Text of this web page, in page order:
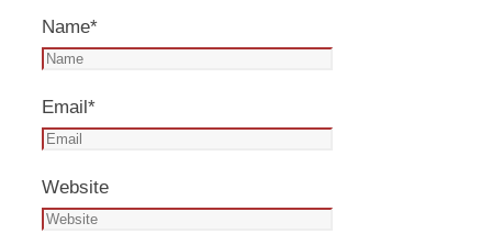
Name*
Email*
Website